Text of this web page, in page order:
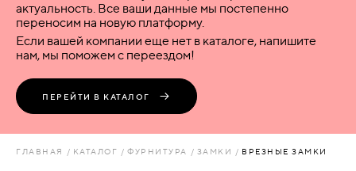
ВОРОТА
ПЕРЕГОРОДКИ
актуальность. Все ваши данные мы постепенно
переносим на новую платформу.
Если вашей компании еще нет в каталоге, напишите
нам, мы поможем с переездом!
ПЕРЕЙТИ В КАТАЛОГ
ГЛАВНАЯ КАТАЛОГ ФУРНИТУРА ЗАМКИ ВРЕЗНЫЕ ЗАМКИ